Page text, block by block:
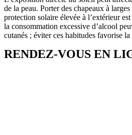
de la peau. Porter des chapeaux à
protection solaire élevée à l’extérieur
la consommation excessive d’alcool
cutanés ; éviter ces habitudes favorise
RENDEZ-VOUS EN